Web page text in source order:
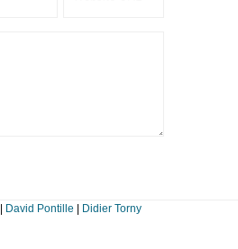
David Pontille Didier Torny